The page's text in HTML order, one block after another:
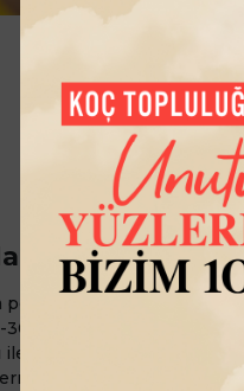
Yanınızda
pompa ve otomasyonlar ile
/ +55°C arasına ve su,
her koşulda kesintisiz
bağlantısı, 3.650 adet Z